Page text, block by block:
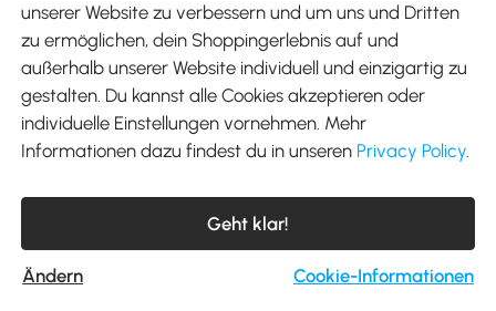
Aosom-App
Google Play
Tel.: +49 40 87408465
kontakt@aosom.de
Telefonservice Mo.-Fr. 9:00-17:30 Uhr
MH Handel GmbH, Wendenstraße 309, 20537 Hamburg
unserer Website zu verbessern und um uns und Dritten
zu ermöglichen, dein Shoppingerlebnis auf und
außerhalb unserer Website individuell und einzigartig zu
gestalten. Du kannst alle Cookies akzeptieren oder
individuelle Einstellungen vornehmen. Mehr
Informationen dazu findest du in unseren Privacy Policy.
Geht klar!
Ändern Cookie-Informationen